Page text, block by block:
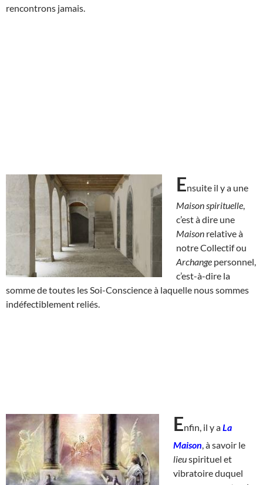
rencontrons jamais.
Ensuite il y a une
Maison spirituelle
c’est à dire une
Maison relative à
notre Collectif ou
Archange personnel,
c’est-à-dire la
somme de toutes les Soi-Conscience à laquelle nous sommes
indéfectiblement reliés.
Enfin, il y aLa
Maison , à savoir le
lieuspirituel et
vibratoire duquel